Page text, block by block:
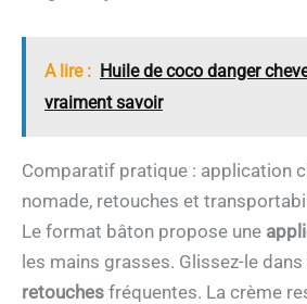
A lire : Huile de coco danger
vraiment savoir
Comparatif pratique : application
nomade, retouches et
Le format bâton propose une
les mains grasses. Glissez-le
retouches fréquentes. La crème